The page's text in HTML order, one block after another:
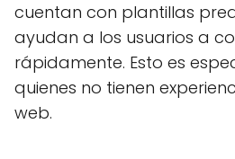
cuentan con plantillas
ayudan a los usuarios a
rápidamente. Esto es
quienes no tienen
web.